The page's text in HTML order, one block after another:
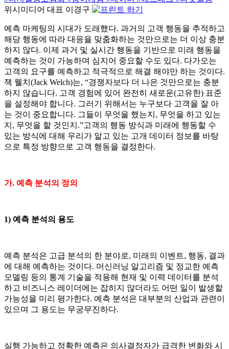
위시미디어 대표 이경구
예측 마케팅의 시대가 도래했다. 과거의 고객 행동을 추적하고
해당 행동에 따라 대응을 맞춤화하는 것만으로는 더 이상 충분
하지 않다. 이제 과거 및 실시간 행동을 기반으로 미래 행동을
예측하는 것이 가능하며 심지어 중요할 수도 있다. 다가오는
고객의 요구를 예측하고 적극적으로 해결 해야만 하는 것이다.
잭 웰치(Jack Welch)는, “경쟁자보다 더 나은 것만으로는 충분
하지 않습니다. 고객 경험에 있어 완전히 새로운(고유한) 표준
을 설정해야 합니다. 그러기 위해서는 누구보다 고객을 잘 아
는 것이 중요합니다. 그들이 무엇을 했는지, 무엇을 하고 있는
지, 무엇을 할 것인지.”고객의 행동 방식과 미래에 행동할 수
있는 방식에 대해 우리가 알고 있는 고개 데이터 정보를 바탕
으로 특정 방향으로 고객 행동을 결정한다.
가. 예측 분석의 정의
1) 예측 분석의 용도
예측 분석은 고급 분석의 한 분야로, 미래의 이벤트, 행동, 결과
에 대해 예측하는 것이다. 머신러닝 알고리즘 및 정교한 예측
모델링 등의 통계 기술을 적용해 현재 및 이력 데이터를 분석
하고 비즈니스 레이더에는 잡히지 않더라도 어떤 일이 발생할
가능성을 미리 평가한다. 예측 분석은 대부분의 산업과 관련이
있으며 그 용도는 무궁무진하다.
실행 가능하고 정확한 예측은 의사결정자가 급격한 변화와 시